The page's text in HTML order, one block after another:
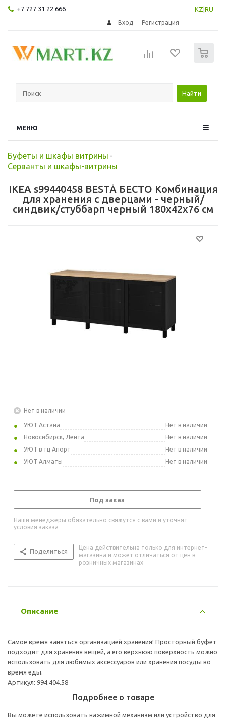
+7 727 31 22 666 KZ RU
Вход Регистрация
Найти
МЕНЮ
Буфеты и шкафы витрины -
Серванты и шкафы-витрины
IKEA s99440458 BESTÅ БЕСТО Комбинация
для хранения с дверцами - черный/
синдвик/стуббарп черный 180x42x76 см
Нет в наличии
УЮТ Астана
Нет в наличии
Новосибирск, Лента
Нет в наличии
УЮТ в тц Апорт
Нет в наличии
УЮТ Алматы
Нет в наличии
Под заказ
Наши менеджеры обязательно свяжутся с вами и уточнят
условия заказа
Поделиться
Цена действительна только для интернет-
магазина и может отличаться от цен в
розничных магазинах
Описание
Самое время заняться организацией хранения! Просторный буфет
подходит для хранения вещей, а его верхнюю поверхность можно
использовать для любимых аксессуаров или хранения посуды во
время еды.
Артикул: 994.404.58
Подробнее о товаре
Вы можете использовать нажимной механизм или устройство для